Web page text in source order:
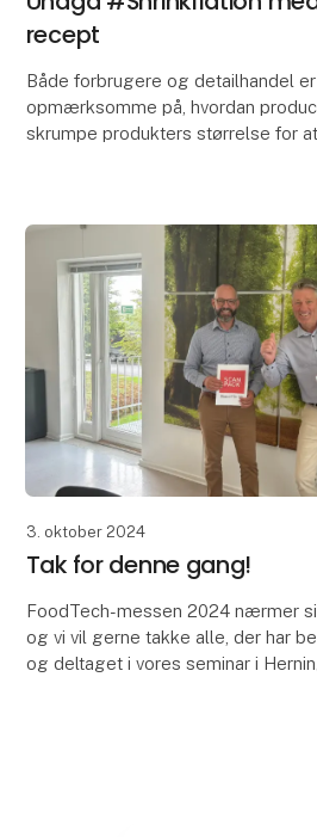
recept
Både forbrugere og detailhandel
opmærksomme på, hvordan
skrumpe produkters størrelse for
3. oktober 2024
Tak for denne gang!
FoodTech-messen 2024 nærmer
og vi vil gerne takke alle, der har
og deltaget i vores seminar i